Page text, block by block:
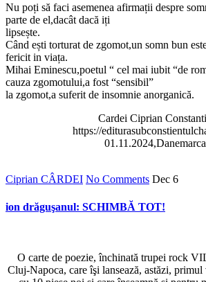
Nu poți să faci asemenea afirmații despre
parte de el,dacât dacă iți
lipsește.
Când ești torturat de zgomot,un somn bun
fericit in viața.
Mihai Eminescu,poetul “ cel mai iubit “de
cauza zgomotului,a fost “sensibil”
la zgomot,a suferit de insomnie anorganică.
Cardei Ciprian
https://
01.11.2024,Danemarca
Ciprian CÂRDEI No Comments Dec 6
ion drăguşanul: SCHIMBĂ TOT!
O carte de poezie, închinată trupei rock
Cluj-Napoca, care îşi lansează, astăzi,